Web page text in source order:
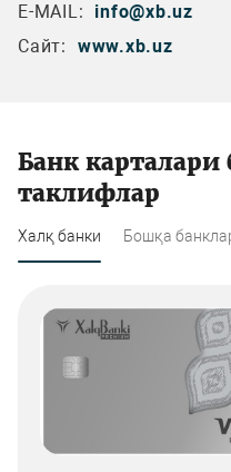
E-MAIL:
info@xb.uz
Сайт:
www.xb.uz
Банк
таклифлар
Халқ банки Бошқа